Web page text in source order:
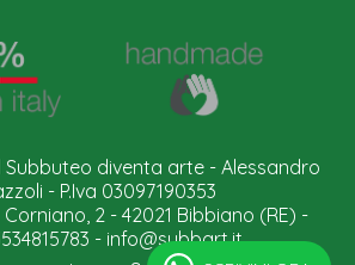
Subbuteo diventa arte - Alessandro
- P.Iva 03097190353
2 - 42021 Bibbiano (RE) -
- info@subbart.it